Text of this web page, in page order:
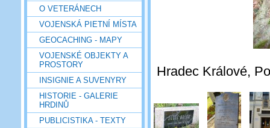
O VETERÁNECH
VOJENSKÁ PIETNÍ MÍSTA
GEOCACHING - MAPY
VOJENSKÉ OBJEKTY A
PROSTORY
INSIGNIE A SUVENYRY
HISTORIE - GALERIE
HRDINŮ
PUBLICISTIKA - TEXTY
Hradec Králové,